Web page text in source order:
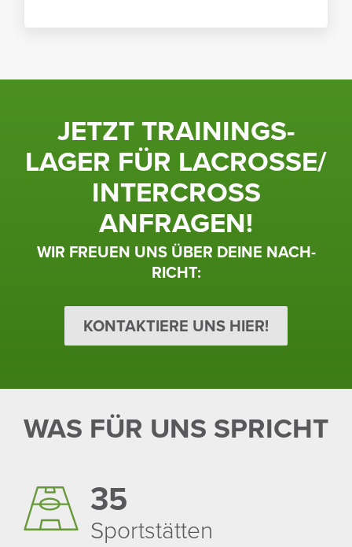
JETZT TRAI­NINGS­
LAGER FÜR LACROSSE/
INTER­CROSS
ANFRAGEN!
WIR FREUEN UNS ÜBER DEINE NACH­
RICHT:
KONTAKTIERE UNS HIER!
WAS FÜR UNS SPRICHT
35
Sport­stätten